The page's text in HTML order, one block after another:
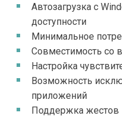
Автозагрузка с
доступности
Минимальное
Совместимость со
Настройка
Возможность
приложений
Поддержка